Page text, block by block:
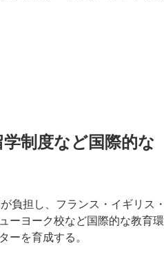
制度など国際的な
負担し、フランス・イギリス・
ーヨーク校など国際的な教育環
ーを育成する。